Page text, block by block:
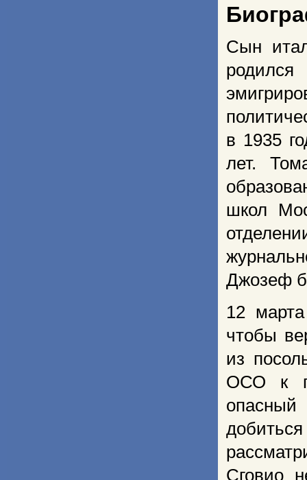
Сын
в 1935
лет.
школ
Джозеф
12
чтобы
из
ОСО к
Сговио